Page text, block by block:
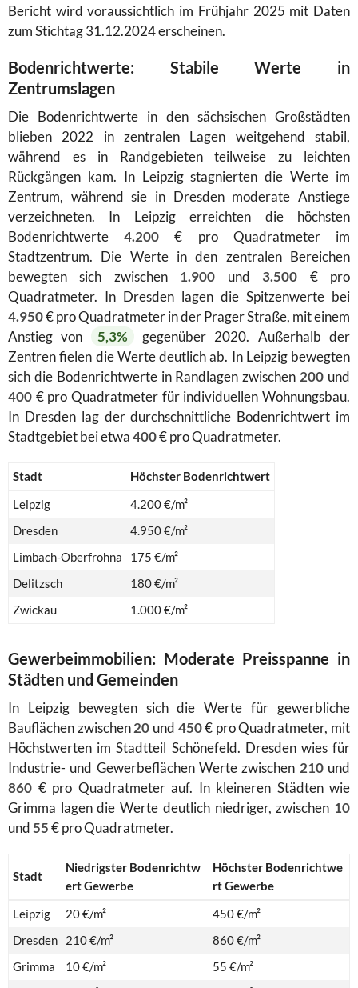
Bericht wird voraussichtlich im Frühjahr 2025 mit Daten
zum Stichtag 31.12.2024 erscheinen.
Bodenrichtwerte: Stabile Werte in
Zentrumslagen
Die Bodenrichtwerte in den sächsischen Großstädten
blieben 2022 in zentralen Lagen weitgehend stabil,
während es in Randgebieten teilweise zu leichten
Rückgängen kam. In Leipzig stagnierten die Werte im
Zentrum, während sie in Dresden moderate Anstiege
verzeichneten. In Leipzig erreichten die höchsten
Bodenrichtwerte4.200 € pro Quadratmeter im
Stadtzentrum. Die Werte in den zentralen Bereichen
bewegten sich zwischen 1.900 und 3.500 € pro
Quadratmeter. In Dresden lagen die Spitzenwerte bei
4.950€ pro Quadratmeter in der Prager Straße, mit einem
Anstieg von
5,3%
gegenüber 2020. Außerhalb der
Zentren fielen die Werte deutlich ab. In Leipzig bewegten
sich die Bodenrichtwerte in Randlagen zwischen 200 und
400 € pro Quadratmeter für individuellen Wohnungsbau.
In Dresden lag der durchschnittliche Bodenrichtwert im
Stadtgebiet bei etwa400€ pro Quadratmeter.
Stadt
Höchster Bodenrichtwert
Leipzig
4.200 €/m²
Dresden
4.950 €/m²
Limbach-Oberfrohna
175 €/m²
Delitzsch
180 €/m²
Zwickau
1.000 €/m²
Gewerbeimmobilien: Moderate Preisspanne in
Städten und Gemeinden
In Leipzig bewegten sich die Werte für gewerbliche
Bauflächen zwischen20 und 450€ pro Quadratmeter, mit
Höchstwerten im Stadtteil Schönefeld. Dresden wies für
Industrie- und Gewerbeflächen Werte zwischen 210und
860 € pro Quadratmeter auf. In kleineren Städten wie
Grimma lagen die Werte deutlich niedriger, zwischen 10
und55€ pro Quadratmeter.
Stadt
Niedrigster Bodenrichtw
ert Gewerbe
Höchster Bodenrichtwe
rt Gewerbe
Leipzig
20 €/m²
450 €/m²
Dresden
210 €/m²
860 €/m²
Grimma
10 €/m²
55 €/m²